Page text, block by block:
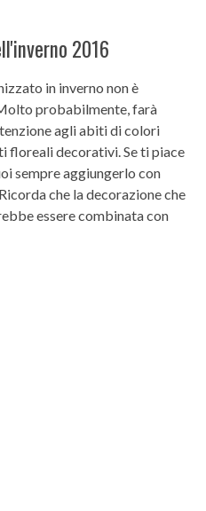
2016
in inverno non è
probabilmente, farà
agli abiti di colori
floreali decorativi. Se ti piace
sempre aggiungerlo con
che la decorazione che
essere combinata con